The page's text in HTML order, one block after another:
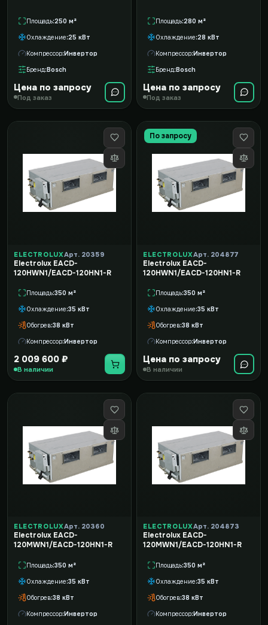
Площадь 250 м²
Охлаждение 25 кВт
Компрессор Инвертор
Бренд Bosch
Цена по запросу
Под заказ
Площадь 280 м²
Охлаждение 28 кВт
Компрессор Инвертор
Бренд Bosch
Цена по запросу
Под заказ
ELECTROLUXАрт. 20359
Electrolux EACD-
120HWN1/EACD-120HN1-R
Площадь 350 м²
Охлаждение 35 кВт
Обогрев 38 кВт
Компрессор Инвертор
2 009 600 ₽
В наличии
По запросу
ELECTROLUXАрт. 204877
Electrolux EACD-
120HWN1/EACD-120HN1-R
Площадь 350 м²
Охлаждение 35 кВт
Обогрев 38 кВт
Компрессор Инвертор
Цена по запросу
В наличии
ELECTROLUXАрт. 20360
Electrolux EACD-
120MWN1/EACD-120HN1-R
Площадь 350 м²
Охлаждение 35 кВт
Обогрев 38 кВт
Компрессор Инвертор
ELECTROLUXАрт. 204873
Electrolux EACD-
120MWN1/EACD-120HN1-R
Площадь 350 м²
Охлаждение 35 кВт
Обогрев 38 кВт
Компрессор Инвертор